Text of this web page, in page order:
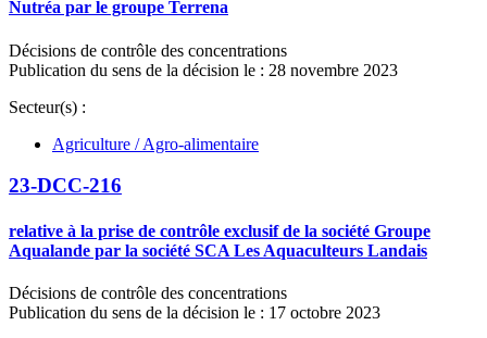
Nutréa par le groupe Terrena
Décisions de contrôle des concentrations
Publication du sens de la décision le : 28 novembre 2023
Secteur(s) :
Agriculture / Agro-alimentaire
23-DCC-216
relative à la prise de contrôle exclusif de la société Groupe
Aqualande par la société SCA Les Aquaculteurs Landais
Décisions de contrôle des concentrations
Publication du sens de la décision le : 17 octobre 2023